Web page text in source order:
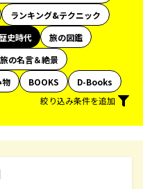
ランキング&テクニック
史時代
旅の図鑑
の名言＆絶景
物 BOOKS
D-Books
絞り込み条件を追加